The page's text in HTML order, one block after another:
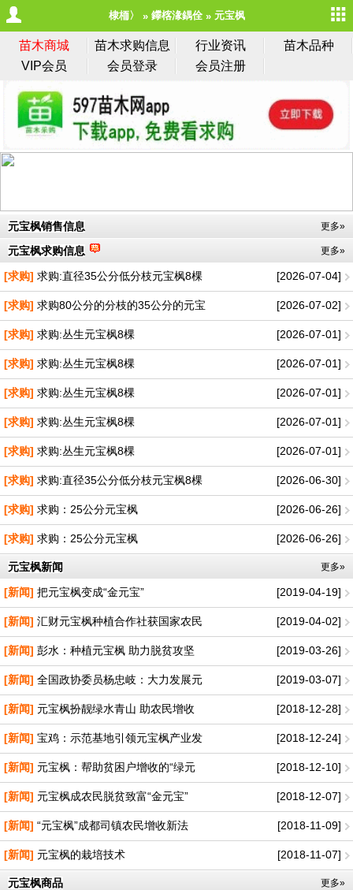
棣栭〉 鑻楁湪鍝佺 元宝枫
苗木商城 苗木求购信息 行业资讯
苗木品种
VIP会员
会员登录 会员注册
元宝枫销售信息 更多»
元宝枫求购信息 更多»
[2026-07-04]
[求购] 求购:直径35公分低分枝元宝枫8棵
[2026-07-02]
[求购] 求购80公分的分枝的35公分的元宝
[2026-07-01]
[求购] 求购:丛生元宝枫8棵
[2026-07-01]
[求购] 求购:丛生元宝枫8棵
[2026-07-01]
[求购] 求购:丛生元宝枫8棵
[2026-07-01]
[求购] 求购:丛生元宝枫8棵
[2026-07-01]
[求购] 求购:丛生元宝枫8棵
[2026-06-30]
[求购] 求购:直径35公分低分枝元宝枫8棵
[2026-06-26]
[求购] 求购：25公分元宝枫
[2026-06-26]
[求购] 求购：25公分元宝枫
元宝枫新闻 更多»
[2019-04-19]
[新闻] 把元宝枫变成“金元宝”
[2019-04-02]
[新闻] 汇财元宝枫种植合作社获国家农民
[2019-03-26]
[新闻] 彭水：种植元宝枫 助力脱贫攻坚
[2019-03-07]
[新闻] 全国政协委员杨忠岐：大力发展元
[2018-12-28]
[新闻] 元宝枫扮靓绿水青山 助农民增收
[2018-12-24]
[新闻] 宝鸡：示范基地引领元宝枫产业发
[2018-12-10]
[新闻] 元宝枫：帮助贫困户增收的“绿元
[2018-12-07]
[新闻] 元宝枫成农民脱贫致富“金元宝”
[2018-11-09]
[新闻] “元宝枫”成都司镇农民增收新法
[2018-11-07]
[新闻] 元宝枫的栽培技术
元宝枫商品 更多»